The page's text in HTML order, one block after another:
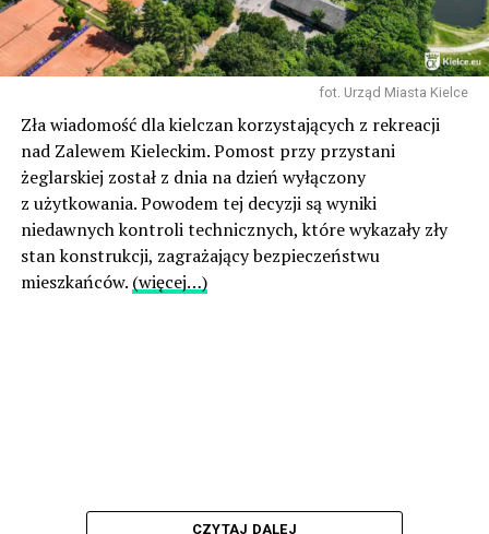
fot. Urząd Miasta Kielce
Zła wiadomość dla kielczan korzystających z rekreacji
nad Zalewem Kieleckim. Pomost przy przystani
żeglarskiej został z dnia na dzień wyłączony
z użytkowania. Powodem tej decyzji są wyniki
niedawnych kontroli technicznych, które wykazały zły
stan konstrukcji, zagrażający bezpieczeństwu
mieszkańców. (więcej…)
CZYTAJ DALEJ